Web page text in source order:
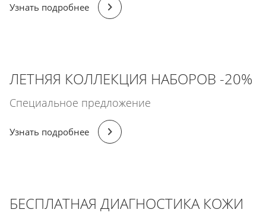
Узнать подробнее
ЛЕТНЯЯ КОЛЛЕКЦИЯ НАБОРОВ -20%
Специальное предложение
Узнать подробнее
БЕСПЛАТНАЯ ДИАГНОСТИКА КОЖИ